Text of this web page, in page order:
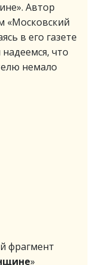
Автор
«Московский
в его газете
что
немало
фрагмент
»